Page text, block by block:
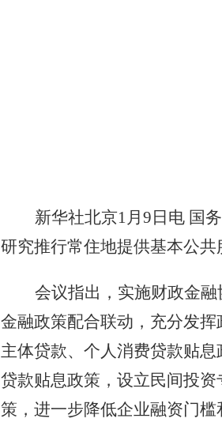
新华社北京1月9日电 国
研究推行常住地提供基本公
会议指出，实施财政金
金融政策配合联动，充分发
主体贷款、个人消费贷款贴
贷款贴息政策，设立民间投
策，进一步降低企业融资门